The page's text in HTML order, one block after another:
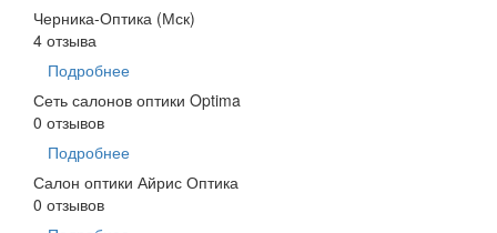
Черника-Оптика (Мск)
4 отзыва
Подробнее
Сеть салонов оптики Optima
0 отзывов
Подробнее
Салон оптики Айрис Оптика
0 отзывов